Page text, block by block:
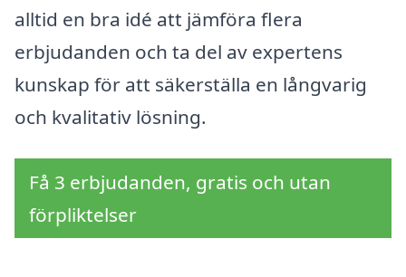
alltid en bra idé att jämföra flera
erbjudanden och ta del av expertens
kunskap för att säkerställa en långvarig
och kvalitativ lösning.
Få 3 erbjudanden, gratis och utan
förpliktelser